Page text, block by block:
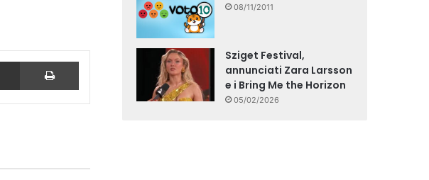
Condividi via Email Stampa
08/11/2011
Sziget Festival,
annunciati Zara Larsson
e i Bring Me the Horizon
05/02/2026